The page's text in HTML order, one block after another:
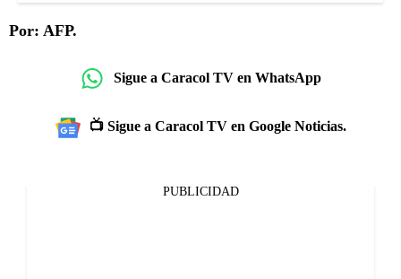
Por: AFP.
Sigue a Caracol TV en WhatsApp
📺 Sigue a Caracol TV en Google Noticias.
PUBLICIDAD